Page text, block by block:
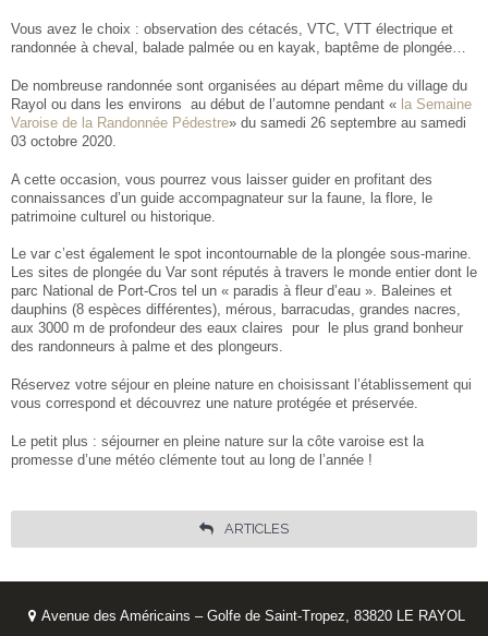
Vous avez le choix : observation des cétacés, VTC, VTT électrique et
randonnée à cheval, balade palmée ou en kayak, baptême de plongée…
De nombreuse randonnée sont organisées au départ même du village du
Rayol ou dans les environs au début de l’automne pendant « la Semaine
Varoise de la Randonnée Pédestre» du samedi 26 septembre au samedi
03 octobre 2020.
A cette occasion, vous pourrez vous laisser guider en profitant des
connaissances d’un guide accompagnateur sur la faune, la flore, le
patrimoine culturel ou historique.
Le var c’est également le spot incontournable de la plongée sous-marine.
Les sites de plongée du Var sont réputés à travers le monde entier dont le
parc National de Port-Cros tel un « paradis à fleur d’eau ». Baleines et
dauphins (8 espèces différentes), mérous, barracudas, grandes nacres,
aux 3000 m de profondeur des eaux claires pour le plus grand bonheur
des randonneurs à palme et des plongeurs.
Réservez votre séjour en pleine nature en choisissant l’établissement qui
vous correspond et découvrez une nature protégée et préservée.
Le petit plus : séjourner en pleine nature sur la côte varoise est la
promesse d’une météo clémente tout au long de l’année !
ARTICLES
Avenue des Américains – Golfe de Saint-Tropez, 83820 LE RAYOL